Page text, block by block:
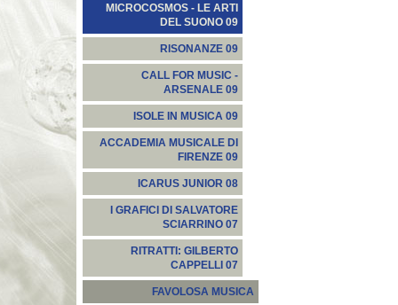
MICROCOSMOS - LE ARTI
DEL SUONO 09
RISONANZE 09
CALL FOR MUSIC -
ARSENALE 09
ISOLE IN MUSICA 09
ACCADEMIA MUSICALE DI
FIRENZE 09
ICARUS JUNIOR 08
I GRAFICI DI SALVATORE
SCIARRINO 07
RITRATTI: GILBERTO
CAPPELLI 07
FAVOLOSA MUSICA